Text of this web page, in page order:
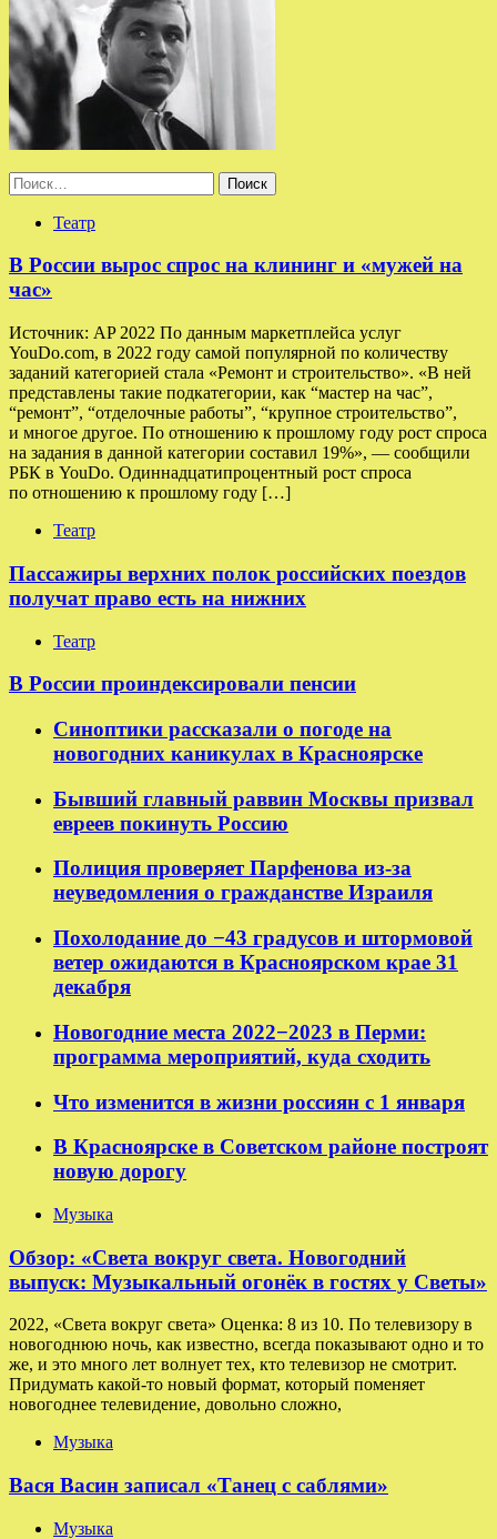
Найти:
Театр
В России вырос спрос на клининг и «мужей на
час»
Источник: AP 2022 По данным маркетплейса услуг
YouDo.com, в 2022 году самой популярной по количеству
заданий категорией стала «Ремонт и строительство». «В ней
представлены такие подкатегории, как “мастер на час”,
“ремонт”, “отделочные работы”, “крупное строительство”,
и многое другое. По отношению к прошлому году рост спроса
на задания в данной категории составил 19%», — сообщили
РБК в YouDo. Одиннадцатипроцентный рост спроса
по отношению к прошлому году […]
Театр
Пассажиры верхних полок российских поездов
получат право есть на нижних
Театр
В России проиндексировали пенсии
Синоптики рассказали о погоде на
новогодних каникулах в Красноярске
Бывший главный раввин Москвы призвал
евреев покинуть Россию
Полиция проверяет Парфенова из-за
неуведомления о гражданстве Израиля
Похолодание до −43 градусов и штормовой
ветер ожидаются в Красноярском крае 31
декабря
Новогодние места 2022−2023 в Перми:
программа мероприятий, куда сходить
Что изменится в жизни россиян с 1 января
В Красноярске в Советском районе построят
новую дорогу
Музыка
Обзор: «Света вокруг света. Новогодний
выпуск: Музыкальный огонёк в гостях у Светы»
2022, «Света вокруг света» Оценка: 8 из 10. По телевизору в
новогоднюю ночь, как известно, всегда показывают одно и то
же, и это много лет волнует тех, кто телевизор не смотрит.
Придумать какой-то новый формат, который поменяет
новогоднее телевидение, довольно сложно,
Музыка
Вася Васин записал «Танец с саблями»
Музыка